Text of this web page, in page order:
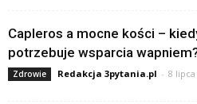
Capleros a mocne kości –
potrzebuje wsparcia
Zdrowie Redakcja 3pytania.pl - 8 lipca